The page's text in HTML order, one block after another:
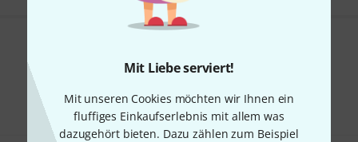
Mit Liebe serviert!
Mit unseren Cookies möchten wir Ihnen ein
fluffiges Einkaufserlebnis mit allem was
dazugehört bieten. Dazu zählen zum Beispiel